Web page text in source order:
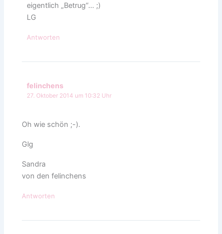
eigentlich „Betrug“… ;)
LG
Antworten
felinchens
27. Oktober 2014 um 10:32 Uhr
Oh wie schön ;-).
Glg
Sandra
von den felinchens
Antworten